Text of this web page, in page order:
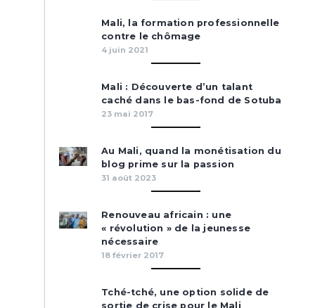
Mali, la formation professionnelle
contre le chômage
4 juin 2021
Mali : Découverte d’un talant
caché dans le bas-fond de Sotuba
23 mai 2017
Au Mali, quand la monétisation du
blog prime sur la passion
31 août 2023
Renouveau africain : une
« révolution » de la jeunesse
nécessaire
18 février 2017
Tché-tché, une option solide de
sortie de crise pour le Mali